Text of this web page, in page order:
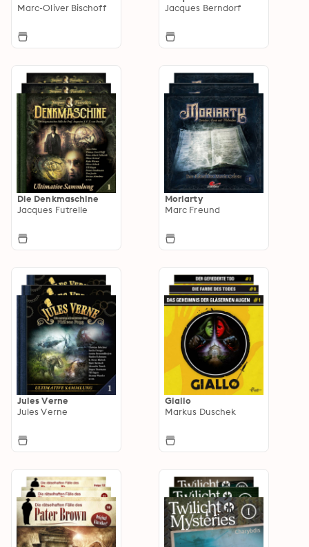
Marc-Oliver Bischoff
Jacques Berndorf
Die Denkmaschine
Jacques Futrelle
Moriarty
Marc Freund
Jules Verne
Jules Verne
Giallo
Markus Duschek